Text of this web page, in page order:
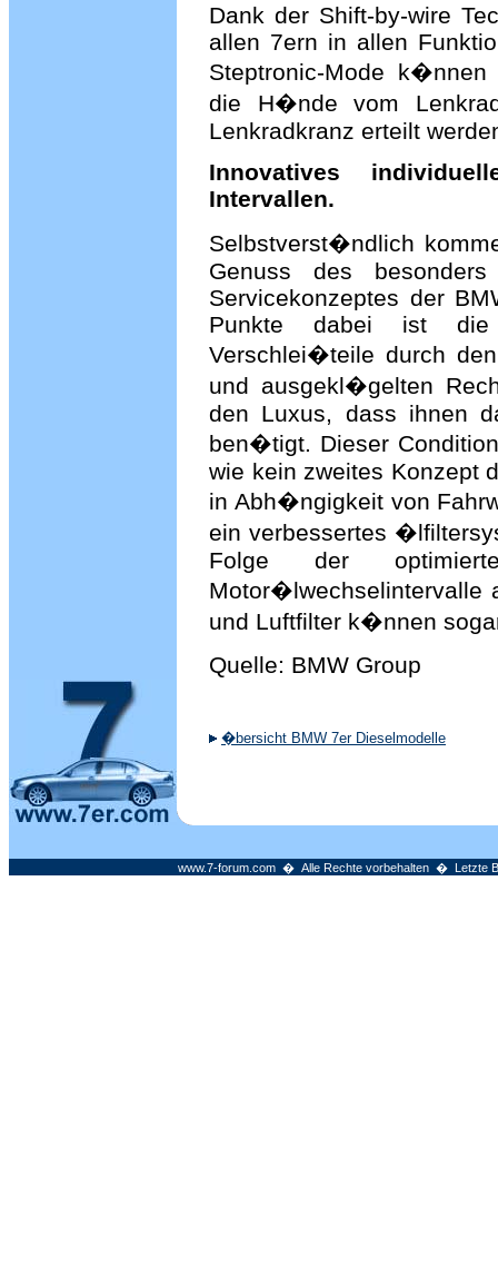
Dank der Shift-by-wire
allen 7ern in allen
Steptronic-Mode
die H�nde vom
Lenkradkranz erteilt
Innovatives
Intervallen.
Selbstverst�ndlich
Genuss des
Servicekonzeptes der
Punkte dabei ist die
Verschlei�teile durch
und ausgekl�gelten
den Luxus, dass ihnen
ben�tigt. Dieser
wie kein zweites Konzept
in Abh�ngigkeit von
ein verbessertes
Folge der
Motor�lwechselintervalle
und Luftfilter k�nnen
Quelle: BMW Group
�bersicht BMW 7er Dieselmodelle
www.7-forum.com � Alle Rechte vorbehalten � Letzte